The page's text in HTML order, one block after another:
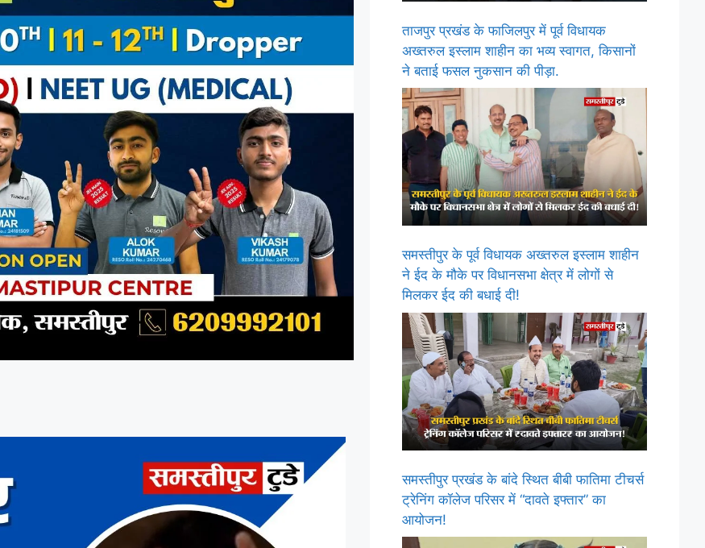
ताजपुर प्रखंड के फाजिलपुर में पूर्व विधायक
अख्तरुल इस्लाम शाहीन का भव्य स्वागत, किसानों
ने बताई फसल नुकसान की पीड़ा.
समस्तीपुर के पूर्व विधायक अख्तरुल इस्लाम शाहीन
ने ईद के मौके पर विधानसभा क्षेत्र में लोगों से
मिलकर ईद की बधाई दी!
समस्तीपुर प्रखंड के बांदे स्थित बीबी फातिमा टीचर्स
ट्रेनिंग कॉलेज परिसर में “दावते इफ्तार” का
आयोजन!